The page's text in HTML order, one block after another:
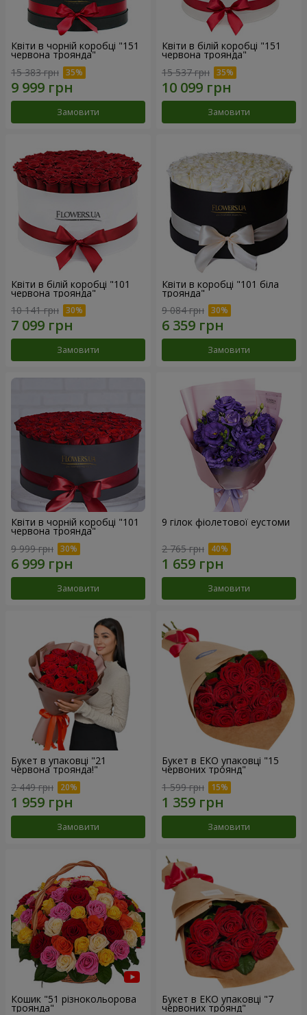
Квіти в чорній коробці "151
червона троянда"
15 383 грн
Замовити
Квіти в білій коробці "151
червона троянда"
15 537 грн
Замовити
Квіти в білій коробці "101
червона троянда"
10 141 грн
Замовити
Квіти в коробці "101 біла
троянда"
9 084 грн
Замовити
Квіти в чорній коробці "101
червона троянда"
9 999 грн
Замовити
9 гілок фіолетової еустоми
2 765 грн
Замовити
Букет в упаковці "21
червона троянда!"
2 449 грн
Замовити
Букет в ЕКО упаковці "15
червоних троянд"
1 599 грн
Замовити
Кошик "51 різнокольорова
троянда"
Букет в ЕКО упаковці "7
червоних троянд"